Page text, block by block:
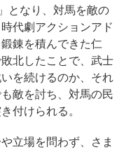
となり、対馬を敵の
代劇アクションアド
錬を積んできた仁
北したことで、武士
を続けるのか、それ
敵を討ち、対馬の民
付けられる。
立場を問わず、さま